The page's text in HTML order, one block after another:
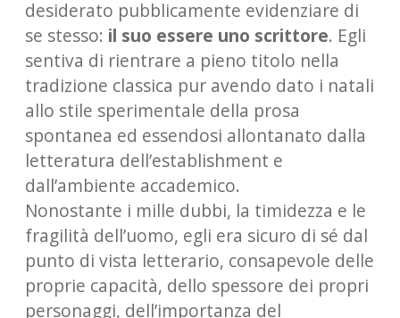
desiderato pubblicamente evidenziare di
se stesso: il suo essere uno scrittore. Egli
sentiva di rientrare a pieno titolo nella
tradizione classica pur avendo dato i natali
allo stile sperimentale della prosa
spontanea ed essendosi allontanato dalla
letteratura dell’establishment e
dall’ambiente accademico.
Nonostante i mille dubbi, la timidezza e le
fragilità dell’uomo, egli era sicuro di sé dal
punto di vista letterario, consapevole delle
proprie capacità, dello spessore dei propri
personaggi, dell’importanza del